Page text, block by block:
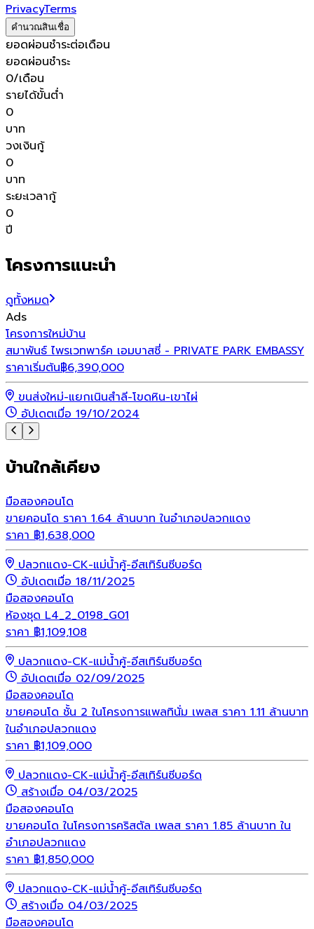
PrivacyTerms
คำนวณสินเชื่อ
ยอดผ่อนชำระต่อเดือน
ยอดผ่อนชำระ
0/เดือน
รายได้ขั้นต่ำ
0
บาท
วงเงินกู้
0
บาท
ระยะเวลากู้
0
ปี
โครงการแนะนำ
ดูทั้งหมด
Ads
โครงการใหม่บ้าน
สมาพันธ์ ไพรเวทพาร์ค เอมบาสซี่ - PRIVATE PARK EMBASSY
ราคาเริ่มต้น฿6,390,000
ขนส่งใหม่-แยกเนินสำลี-โขดหิน-เขาไผ่
อัปเดตเมื่อ 19/10/2024
บ้านใกล้เคียง
มือสองคอนโด
ขายคอนโด ราคา 1.64 ล้านบาท ในอำเภอปลวกแดง
ราคา ฿1,638,000
ปลวกแดง-CK-แม่น้ำคู้-อีสเทิร์นซีบอร์ด
อัปเดตเมื่อ 18/11/2025
มือสองคอนโด
ห้องชุด L4_2_0198_G01
ราคา ฿1,109,108
ปลวกแดง-CK-แม่น้ำคู้-อีสเทิร์นซีบอร์ด
อัปเดตเมื่อ 02/09/2025
มือสองคอนโด
ขายคอนโด ชั้น 2 ในโครงการแพลทินั่ม เพลส ราคา 1.11 ล้านบาท
ในอำเภอปลวกแดง
ราคา ฿1,109,000
ปลวกแดง-CK-แม่น้ำคู้-อีสเทิร์นซีบอร์ด
สร้างเมื่อ 04/03/2025
มือสองคอนโด
ขายคอนโด ในโครงการคริสตัล เพลส ราคา 1.85 ล้านบาท ใน
อำเภอปลวกแดง
ราคา ฿1,850,000
ปลวกแดง-CK-แม่น้ำคู้-อีสเทิร์นซีบอร์ด
สร้างเมื่อ 04/03/2025
มือสองคอนโด